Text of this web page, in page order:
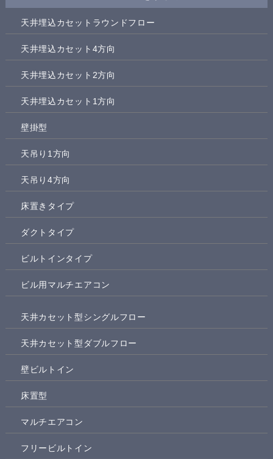
天井埋込カセットラウンドフロー
天井埋込カセット4方向
天井埋込カセット2方向
天井埋込カセット1方向
壁掛型
天吊り1方向
天吊り4方向
床置きタイプ
ダクトタイプ
ビルトインタイプ
ビル用マルチエアコン
天井カセット型シングルフロー
天井カセット型ダブルフロー
壁ビルトイン
床置型
マルチエアコン
フリービルトイン